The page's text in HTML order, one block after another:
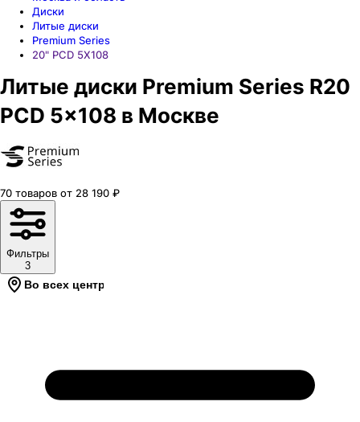
Диски
Литые диски
Premium Series
20" PCD 5X108
Литые диски Premium Series R20
PCD 5x108 в Москве
70 товаров от 28 190 ₽
Фильтры
3
Во всех центрах